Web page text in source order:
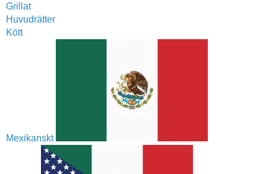
Grillat
Huvudrätter
Kött
Mexikanskt